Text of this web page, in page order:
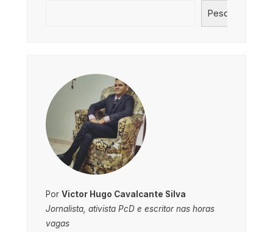
Pesquisar
Por Victor Hugo Cavalcante Silva
Jornalista, ativista PcD e escritor nas horas
vagas